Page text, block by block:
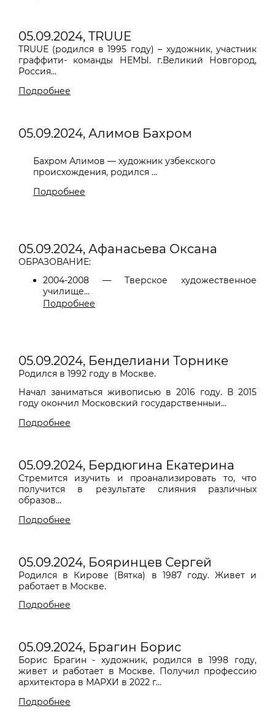
05.09.2024, TRUUE
TRUUE (родился в 1995 году) – художник, участник
граффити- команды НЕМЫ. г.Великий Новгород,
Россия...
Подробнее
05.09.2024, Алимов Бахром
Бахром Алимов — художник узбекского
происхождения, родился ...
Подробнее
05.09.2024, Афанасьева Оксана
ОБРАЗОВАНИЕ:
2004-2008 — Тверское художественное
училище...
Подробнее
05.09.2024, Бенделиани Торнике
Родился в 1992 году в Москве.
Начал заниматься живописью в 2016 году. В 2015
году окончил Московский государственныи...
Подробнее
05.09.2024, Бердюгина Екатерина
Стремится изучить и проанализировать то,что
получится в результате слияния различных
образов...
Подробнее
05.09.2024, Бояринцев Сергей
Родился в Кирове (Вятка) в 1987 году. Живет и
работает в Москве.
Подробнее
05.09.2024, Брагин Борис
Борис Брагин - художник, родился в 1998 году,
живет и работает в Москве. Получил профессию
архитектора в МАРХИ в 2022 г...
Подробнее